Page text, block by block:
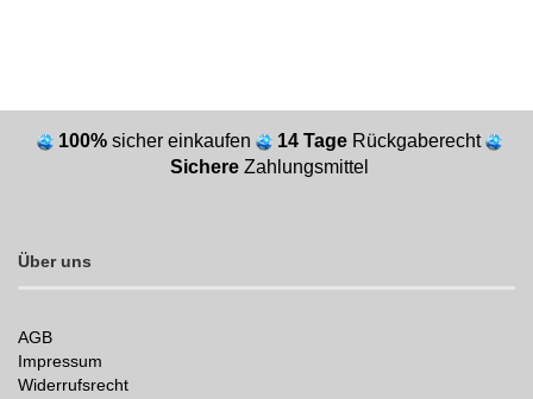
100% sicher einkaufen 14 Tage Rückgaberecht
Sichere Zahlungsmittel
Über uns
AGB
Impressum
Widerrufsrecht